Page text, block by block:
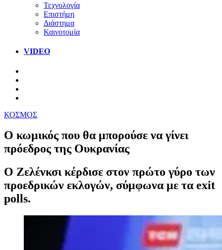
Τεχνολογία
Επιστήμη
Διάστημα
Καινοτομία
VIDEO
ΚΟΣΜΟΣ
Ο κωμικός που θα μπορούσε να γίνει
πρόεδρος της Ουκρανίας
Ο Ζελένκσι κέρδισε στον πρώτο γύρο των
προεδρικών εκλογών, σύμφωνα με τα exit
polls.